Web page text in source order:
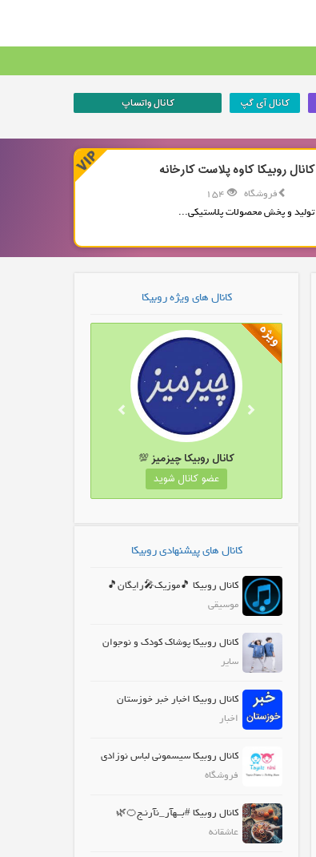
کانال آی گپ کانال واتساپ
کانال روبیکا کاوه پلاست کارخانه
فروشگاه
154
تولید و پخش محصولات پلاستیکی...
کانال های ویژه روبیکا
کانال روبیکا چیزمیز 💯
عضو کانال شوید
کانال های پیشنهادی روبیکا
کانال روبیکا 🎵موزیک🎤رایگان🎵
موسیقی
کانال روبیکا پوشاک کودک و نوجوان
سایر
کانال روبیکا اخبار خبر خوزستان
اخبار
کانال روبیکا سیسمونی لباس نوزادی
فروشگاه
کانال روبیکا #بــهآر_نآرنـج🍊🌿
عاشقانه